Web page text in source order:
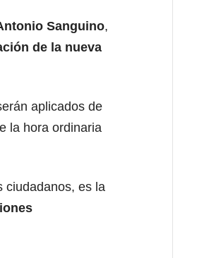
Sanguino,
de la nueva
aplicados de
la hora ordinaria
ciudadanos, es la